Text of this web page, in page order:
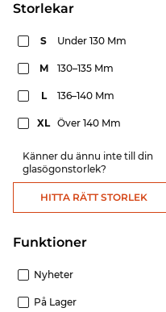
Storlekar
S Under 130 Mm
M 130–135 Mm
L 136–140 Mm
XL Över 140 Mm
Känner du ännu inte till din
glasögonstorlek?
HITTA RÄTT STORLEK
Funktioner
Nyheter
På Lager